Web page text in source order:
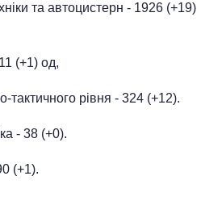
та автоцистерн - 1926 (+19)
(+1) од,
рівня - 324 (+12).
- 38 (+0).
(+1).